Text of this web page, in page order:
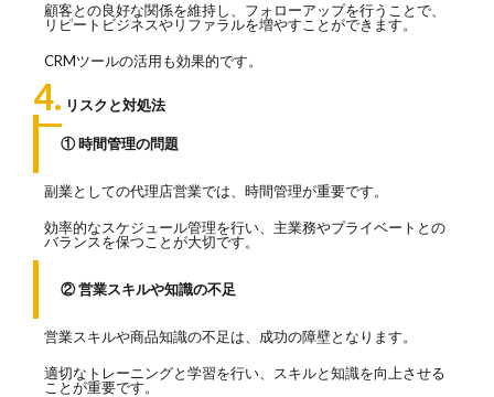
顧客との良好な関係を維持し、フォローアップを行うことで、
リピートビジネスやリファラルを増やすことができます。
CRMツールの活用も効果的です。
4. リスクと対処法
① 時間管理の問題
副業としての代理店営業では、時間管理が重要です。
効率的なスケジュール管理を行い、主業務やプライベートとの
バランスを保つことが大切です。
② 営業スキルや知識の不足
営業スキルや商品知識の不足は、成功の障壁となります。
適切なトレーニングと学習を行い、スキルと知識を向上させる
ことが重要です。